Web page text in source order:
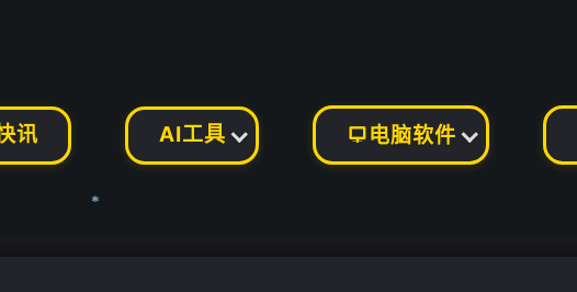
讯 AI工具  电脑软件